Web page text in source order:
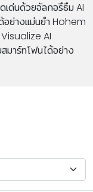
ด่นด้วยอัลกอรึธึม AI
อย่างแม่นยำ Hohem
AI
มาร์ทโฟนได้อย่าง